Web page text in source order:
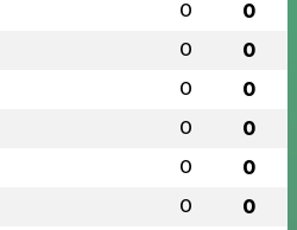
0 0
0 0
0 0
0 0
0 0
0 0